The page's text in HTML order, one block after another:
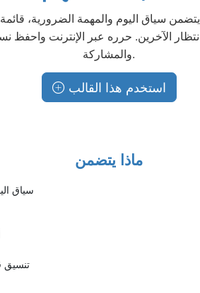
سياق اليوم والمهمة الضرورية،
الآخرين. حرره عبر الإنترنت واحفظ
والمشاركة.
استخدم هذا القالب
ماذا يتضمن
سياق
تنسيق